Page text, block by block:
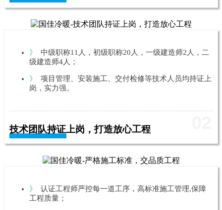
》
中级职称11人，初级职称20人，一级建造师2人，二
级建造师4人；
》
项目管理、安装施工、交付检修等技术人员均持证上
岗，实力强。
技术团队持证上岗，打造放心工程
》
认证工程师严控每一道工序，高标准施工管理,保障
工程质量；